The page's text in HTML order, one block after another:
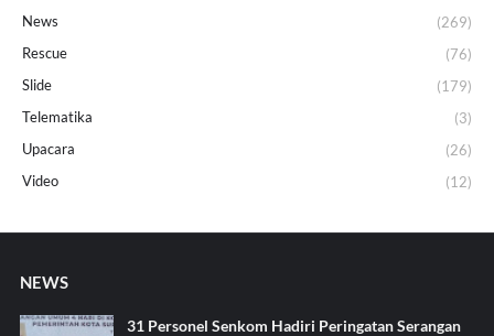
News
(269)
Rescue
(76)
Slide
(179)
Telematika
(3)
Upacara
(26)
Video
(12)
NEWS
31 Personel Senkom Hadiri Peringatan Serangan